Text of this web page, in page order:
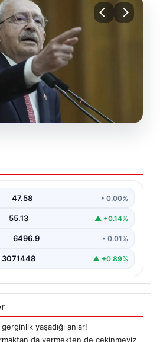
sormaktan da
"Cumhuriyet Halk Partisi
47.58 • 0.00%
55.13 ▲ +0.14%
6496.9 • 0.01%
3071448 ▲ +0.89%
gerginlik yaşadığı anlar!
da vermekten de çekinmeyiz